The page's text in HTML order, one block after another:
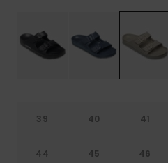
contacto.
las FAQ
39 40 41
44 45 46